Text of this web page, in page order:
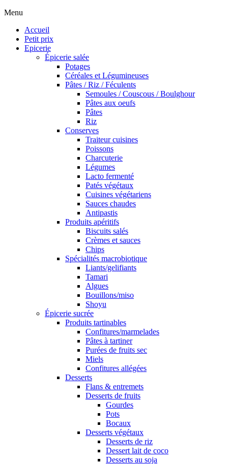
Menu
Accueil
Petit prix
Epicerie
Épicerie salée
Potages
Céréales et Légumineuses
Pâtes / Riz / Féculents
Semoules / Couscous / Boulghour
Pâtes aux oeufs
Pâtes
Riz
Conserves
Traiteur cuisines
Poissons
Charcuterie
Légumes
Lacto fermenté
Patés végétaux
Cuisines végétariens
Sauces chaudes
Antipastis
Produits apéritifs
Biscuits salés
Crèmes et sauces
Chips
Spécialités macrobiotique
Liants/gelifiants
Tamari
Algues
Bouillons/miso
Shoyu
Épicerie sucrée
Produits tartinables
Confitures/marmelades
Pâtes à tartiner
Purées de fruits sec
Miels
Confitures allégées
Desserts
Flans & entremets
Desserts de fruits
Gourdes
Pots
Bocaux
Desserts végétaux
Desserts de riz
Dessert lait de coco
Desserts au soja